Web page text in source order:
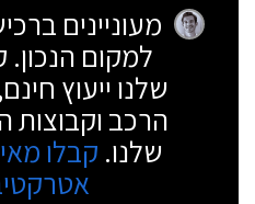
מעוניינים
למקום
שלנו ייעוץ
הרכב וקבוצות
שלנו. קבלו